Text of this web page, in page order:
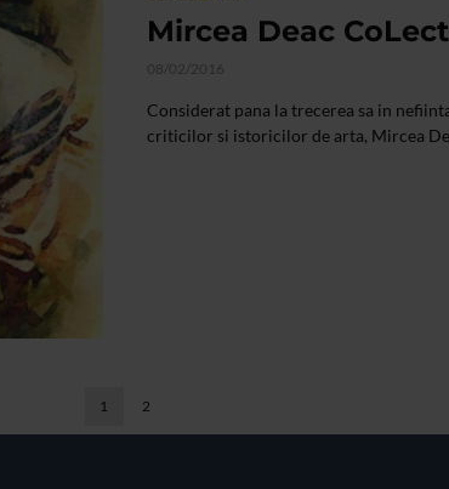
Mircea Deac
08/02/2016
Considerat pana la trecerea sa in
criticilor si istoricilor de arta, Mircea
1 2